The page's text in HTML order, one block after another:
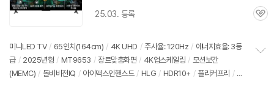
할
25.03. 등록
관
미니LED TV / 65인치(164cm) / 4K UHD / 주사율: 120Hz / 에너지효율: 3등
급 / 2025년형 / MT9653 / 장르맞춤화면 / 4K업스케일링 / 모션보간
(MEMC) / 돌비비전IQ / 아이맥스인핸스드 / HLG / HDR10+ / 플리커프리 / H